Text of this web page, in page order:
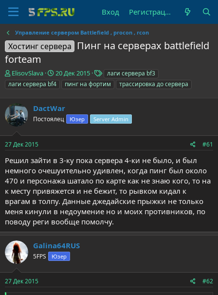
Вход Регистрация
Управление сервером Battlefield , procon , rcon
Хостинг сервера
Пинг на серверах battlefield
forteam
А
в
т
р
т
е
м
ы
ElisovSlava
Д
а
т
н
а
а
20 Дек 2015
Т
е
г
лаги сервера bf3
лаги сервера bf4
пинг на фортим трассировка до сервера
DactWar
Постоялец Юзер Server Admin
27 Дек 2015 #61
Решил зайти в 3-ку пока сервера 4-ки не было, и был
немного очешуительно удивлен, когда пинг был около
470 и персонажа шатало по карте как не знаю кого, то на
к месту привяжется и не бежит, то рывком кидал к
врагам в толпу. Данные джедайские прыжки не только
меня кинули в недоумение но и моих противников, по
поводу реги вообще помолчу.
Galina64RUS
5FPS Юзер
27 Дек 2015 #62